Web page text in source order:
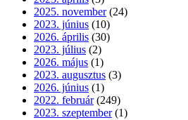
2025. november (24)
2023. június (10)
2026. április (30)
2023. július (2)
2026. május (1)
2023. augusztus (3)
2026. június (1)
2022. február (249)
2023. szeptember (1)